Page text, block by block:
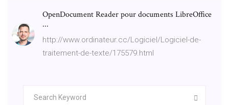
OpenDocument Reader pour documents LibreOffice
...
http://www.ordinateur.cc/Logiciel/Logiciel-de-
traitement-de-texte/175579.html